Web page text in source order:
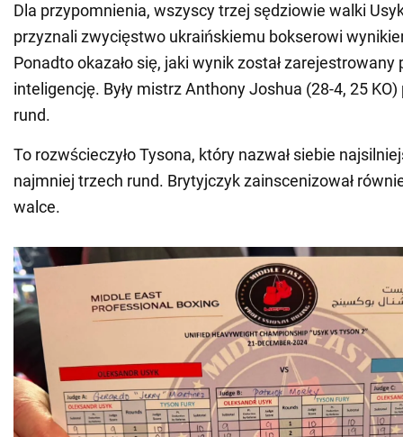
Dla przypomnienia, wszyscy trzej sędziowie walki
przyznali zwycięstwo ukraińskiemu bokserowi
Ponadto okazało się, jaki wynik został
inteligencję. Były mistrz Anthony Joshua (28-4, 25
rund.
To rozwścieczyło Tysona, który nazwał siebie
najmniej trzech rund. Brytyjczyk zainscenizował
walce.